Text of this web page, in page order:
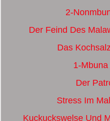
2-
Der Feind Des
Das
1-
Der
Stress Im
Kuckuckswelse Und